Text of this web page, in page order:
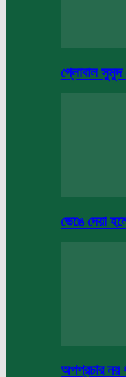
গ্লোবাল সুমুদ
ভেঙে দেয়া হলো
অপপ্রচার নয়